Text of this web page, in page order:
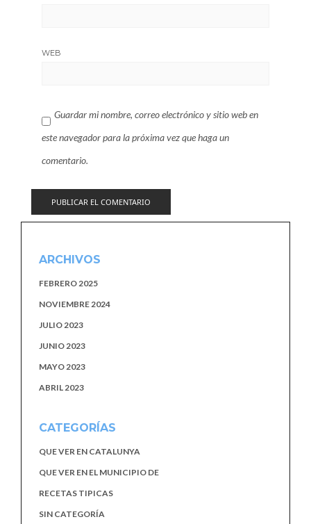
WEB
Guardar mi nombre, correo electrónico y sitio web en
este navegador para la próxima vez que haga un
comentario.
ARCHIVOS
FEBRERO 2025
NOVIEMBRE 2024
JULIO 2023
JUNIO 2023
MAYO 2023
ABRIL 2023
CATEGORÍAS
QUE VER EN CATALUNYA
QUE VER EN EL MUNICIPIO DE
RECETAS TIPICAS
SIN CATEGORÍA